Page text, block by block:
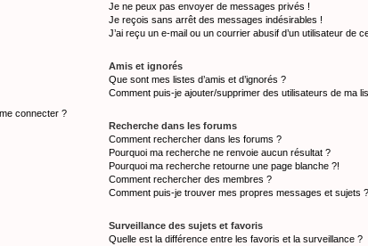
connecter ?
Je ne peux pas envoyer de messages privés !
Je reçois sans arrêt des messages indésirables !
J’ai reçu un e-mail ou un courrier abusif d’un utilisateur de
Amis et ignorés
Que sont mes listes d’amis et d’ignorés ?
Comment puis-je ajouter/supprimer des utilisateurs de ma
Recherche dans les forums
Comment rechercher dans les forums ?
Pourquoi ma recherche ne renvoie aucun résultat ?
Pourquoi ma recherche retourne une page blanche ?!
Comment rechercher des membres ?
Comment puis-je trouver mes propres messages et sujets ?
Surveillance des sujets et favoris
Quelle est la différence entre les favoris et la surveillance ?